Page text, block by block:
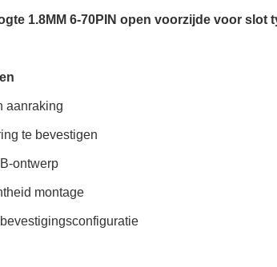
1.8MM 6-70PIN open voorzijde voor
aanraking
te bevestigen
ontwerp
montage